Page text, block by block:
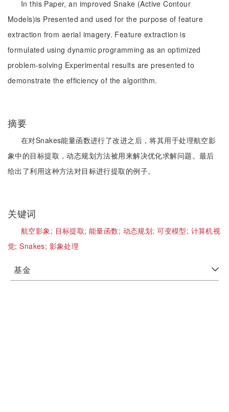
In this Paper, an improved Snake (Active Contour
Models)is Presented and used for the purpose of feature
extraction from aerial imagery. Feature extraction is
formulated using dynamic programming as an optimized
problem-solving Experimental results are presented to
demonstrate the efficiency of the algorithm.
摘要
在对Snakes能量函数进行了改进之后，将其用于处理航空影
象中的目标提取，动态规划方法被用来解决优化求解问题。最后
给出了利用这种方法对目标进行提取的例子。
关键词
航空影象; 目标提取;能量函数; 动态规划;可变模型; 计算机视
觉;Snakes; 影象处理
基金